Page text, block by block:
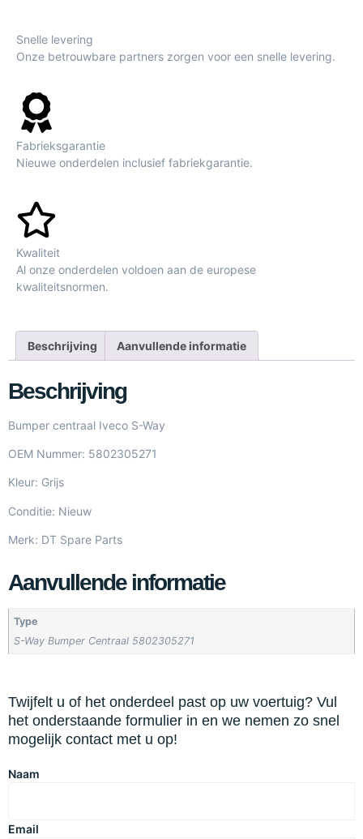
Snelle levering
Onze betrouwbare partners zorgen voor een snelle levering.
Fabrieksgarantie
Nieuwe onderdelen inclusief fabriekgarantie.
Kwaliteit
Al onze onderdelen voldoen aan de europese
kwaliteitsnormen.
Beschrijving Aanvullende informatie
Beschrijving
Bumper centraal Iveco S-Way
OEM Nummer: 5802305271
Kleur: Grijs
Conditie: Nieuw
Merk: DT Spare Parts
Aanvullende informatie
Type
S-Way Bumper Centraal 5802305271
Twijfelt u of het onderdeel past op uw voertuig? Vul
het onderstaande formulier in en we nemen zo snel
mogelijk contact met u op!
Naam
Email